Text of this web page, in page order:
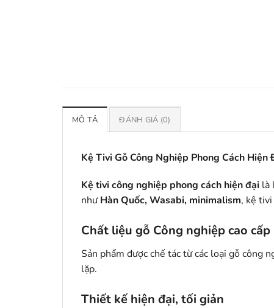
MÔ TẢ ĐÁNH GIÁ (0)
Kệ Tivi Gỗ Công Nghiệp Phong Cách
Kệ tivi công nghiệp phong cách hiện đại là
nhưHàn Quốc, Wasabi, minimalism, kệ
Chất liệu gỗ Công nghiệp cao cấp
Sản phẩm được chế tác từ các loại gỗ công
lặp.
Thiết kế hiện đại, tối giản